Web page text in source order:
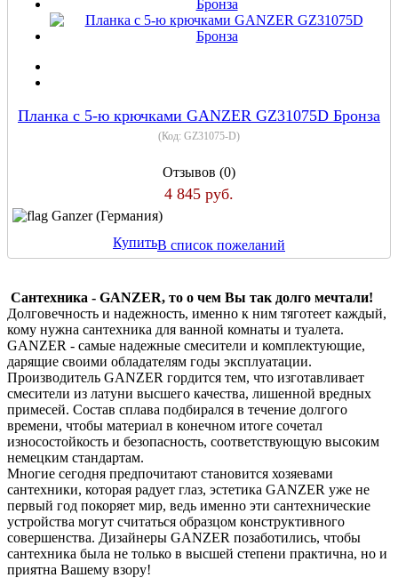
Планка с 5-ю крючками GANZER GZ31075D Бронза
(Код: GZ31075-D)
Отзывов (0)
4 845 руб.
Ganzer (Германия)
КупитьВ список пожеланий
Сантехника - GANZER, то о чем Вы так долго мечтали!
Долговечность и надежность, именно к ним тяготеет каждый,
кому нужна сантехника для ванной комнаты и туалета.
GANZER - самые надежные смесители и комплектующие,
дарящие своими обладателям годы эксплуатации.
Производитель GANZER гордится тем, что изготавливает
смесители из латуни высшего качества, лишенной вредных
примесей. Состав сплава подбирался в течение долгого
времени, чтобы материал в конечном итоге сочетал
износостойкость и безопасность, соответствующую высоким
немецким стандартам.
Многие сегодня предпочитают становится хозяевами
сантехники, которая радует глаз, эстетика GANZER уже не
первый год покоряет мир, ведь именно эти сантехнические
устройства могут считаться образцом конструктивного
совершенства. Дизайнеры GANZER позаботились, чтобы
сантехника была не только в высшей степени практична, но и
приятна Вашему взору!